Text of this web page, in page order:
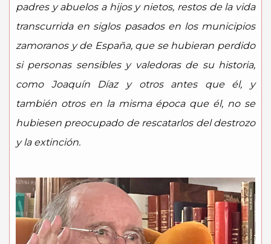
padres y abuelos a hijos y nietos, restos de la vida
transcurrida en siglos pasados en los municipios
zamoranos y de España, que se hubieran perdido
si personas sensibles y valedoras de su historia,
como Joaquín Díaz y otros antes que él, y
también otros en la misma época que él, no se
hubiesen preocupado de rescatarlos del destrozo
y la extinción.